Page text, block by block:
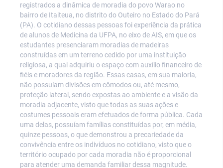
registrados a dinâmica de moradia do povo Warao no
bairro de Itaiteua, no distrito do Outeiro no Estado do Pará
(PA). O cotidiano dessas pessoas foi experiência da prática
de alunos de Medicina da UFPA, no eixo de AIS, em que os
estudantes presenciaram moradias de madeiras
construídas em um terreno cedido por uma instituição
religiosa, a qual adquiriu o espaço com auxílio financeiro de
fiéis e moradores da região. Essas casas, em sua maioria,
não possuíam divisões em cômodos ou, até mesmo,
proteção lateral, sendo expostas ao ambiente e a visão da
moradia adjacente, visto que todas as suas ações e
costumes pessoais eram efetuados de forma pública. Cada
uma delas, possuíam famílias constituídas por, em média,
quinze pessoas, o que demonstrou a precariedade da
convivência entre os indivíduos no cotidiano, visto que o
território ocupado por cada moradia não é proporcional
para atender uma demanda familiar dessa magnitude.